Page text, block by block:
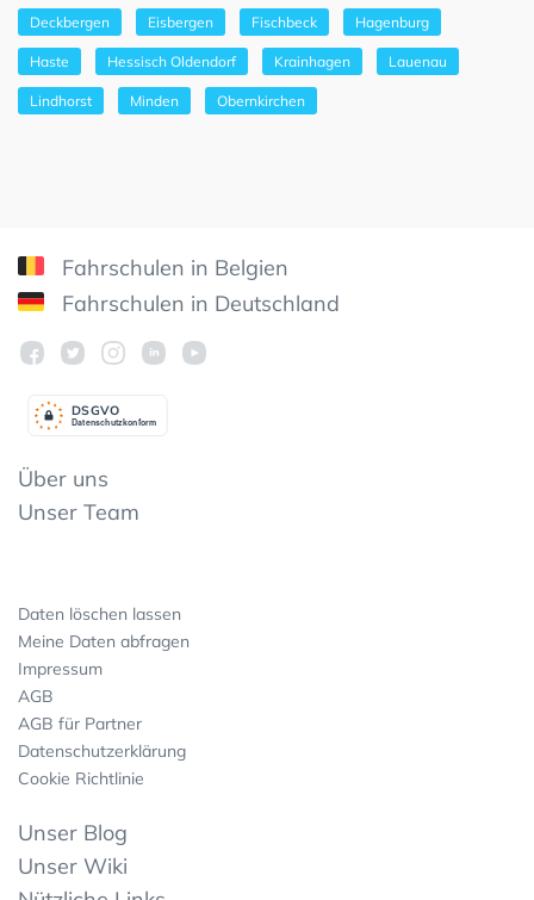
Deckbergen Eisbergen Fischbeck Hagenburg
Haste Hessisch Oldendorf Krainhagen Lauenau
Lindhorst Minden Obernkirchen
Fahrschulen in Belgien
Fahrschulen in Deutschland
Datenschutzkonform
DSGVO
Über uns
Unser Team
Daten löschen lassen
Meine Daten abfragen
Impressum
AGB
AGB für Partner
Datenschutzerklärung
Cookie Richtlinie
Unser Blog
Unser Wiki